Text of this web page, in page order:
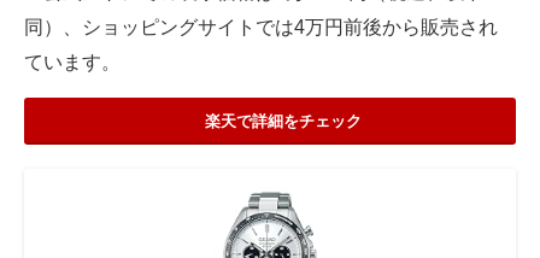
同）、ショッピングサイトでは4万円前後から販売され
ています。
楽天で詳細をチェック